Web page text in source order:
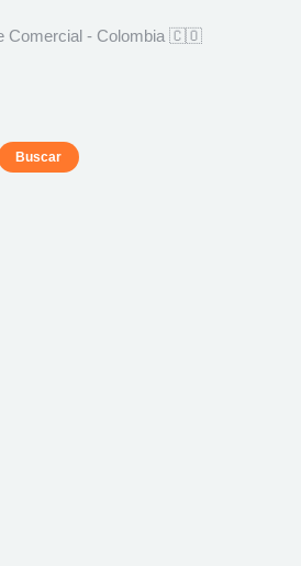
Comercial - Colombia 🇨🇴